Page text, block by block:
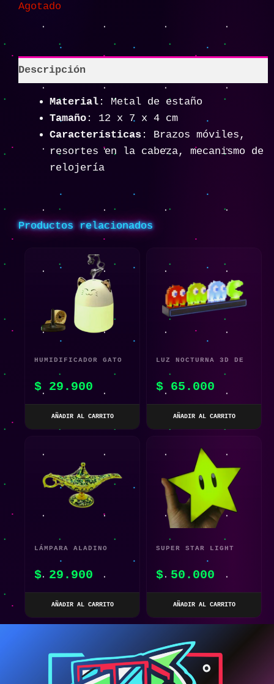
Agotado
Descripción
Material : Metal de estaño
Tamaño : 12 x 7 x 4 cm
Características : Brazos móviles,
resortes en la cabeza, mecanismo de
relojería
Productos relacionados
HUMIDIFICADOR GATO
ADORABLE
$ 29.900
AÑADIR AL CARRITO
LUZ NOCTURNA 3D DE
PAC-MAN CON CONTROL
DE VOZ
$ 65.000
AÑADIR AL CARRITO
LÁMPARA ALADINO
VINTAGE
$29.900
AÑADIR AL CARRITO
SUPER STAR LIGHT
MÚSICA
$50.000
AÑADIR AL CARRITO